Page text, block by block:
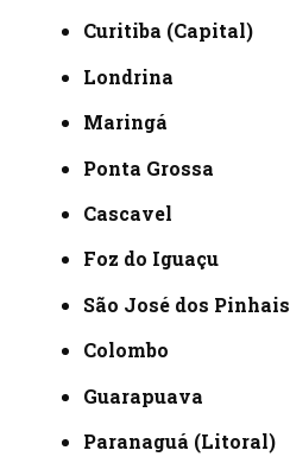
Curitiba (Capital)
Londrina
Maringá
Ponta Grossa
Cascavel
Foz do Iguaçu
São José dos Pinhais
Colombo
Guarapuava
Paranaguá (Litoral)